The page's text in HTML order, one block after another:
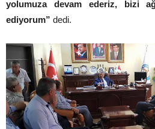
yolumuza devam ederiz, bizi
ediyorum” dedi.